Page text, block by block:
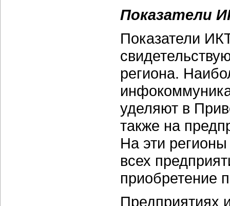
Показатели
Показатели
региона.
уделяют в
также на
На эти
всех
приобретение
Предприятиях